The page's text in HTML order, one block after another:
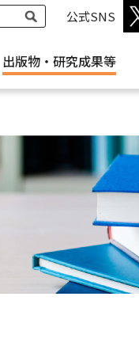
公式SNS
出版物・ 研究成果等